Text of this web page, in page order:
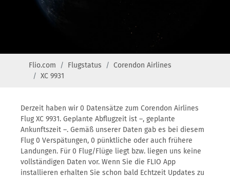
Flio.com Flugstatus
Corendon Airlines
XC 9931
Derzeit haben wir 0 Datensätze zum Corendon Airlines
Flug XC 9931. Geplante Abflugzeit ist –, geplante
Ankunftszeit –. Gemäß unserer Daten gab es bei diesem
Flug 0 Verspätungen, 0 pünktliche oder auch frühere
Landungen. Für 0 Flug/Flüge liegt bzw. liegen uns keine
vollständigen Daten vor. Wenn Sie die FLIO App
installieren erhalten Sie schon bald Echtzeit Updates zu